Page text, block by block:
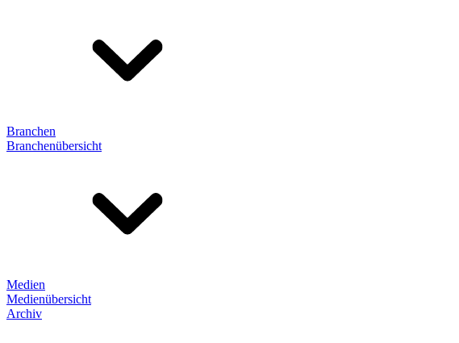
Branchen
Branchenübersicht
Medien
Medienübersicht
Archiv